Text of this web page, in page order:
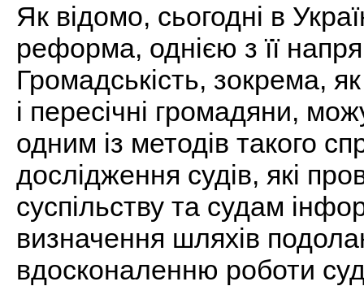
Як відомо, сьогодні в
реформа, однією з її
Громадськість, зокрема, як
і пересічні громадяни,
одним із методів такого
дослідження судів, які
суспільству та судам
визначення шляхів
вдосконаленню роботи